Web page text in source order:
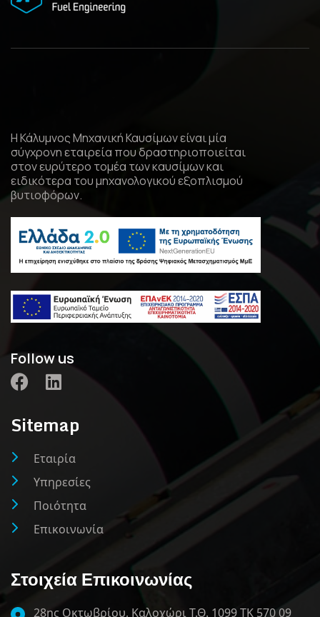
Η Κάλυμνος Μηχανική Καυσίμων είναι μία
σύγχρονη εταιρεία που δραστηριοποιείται
στον ευρύτερο τομέα των καυσίμων και
ειδικότερα του μηχανολογικού εξοπλισμού
βυτιοφόρων.
Follow us
Sitemap
Εταιρία
Υπηρεσίες
Ποιότητα
Επικοινωνία
Στοιχεία Επικοινωνίας
28ης Οκτωβρίου, Καλοχώρι Τ.Θ. 1099 ΤΚ 570 09